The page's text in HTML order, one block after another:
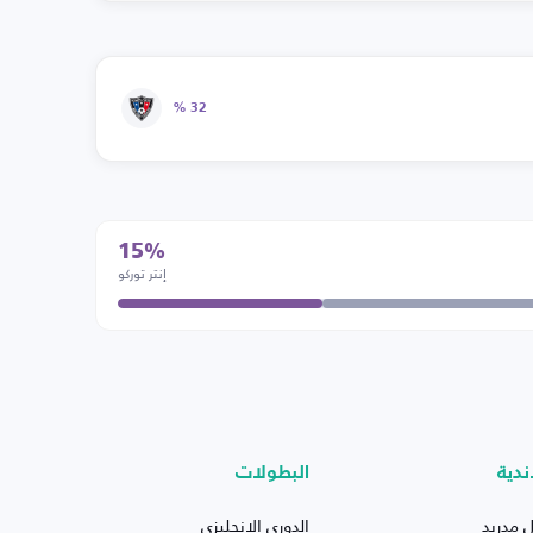
32 %
15%
إنتر توركو
مدريد
البطولات
الدوري الإنجليزي